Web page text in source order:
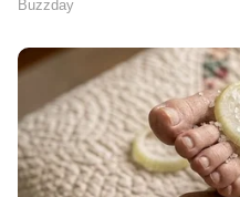
നൽകുന്ന ഒരു കേന്ദ്ര
പ്രധാനമന്ത്രി
ദുർബലരായ
6000 രൂപ
ഓരോ വർഷവും
ഗഡുക്കളായാണ്